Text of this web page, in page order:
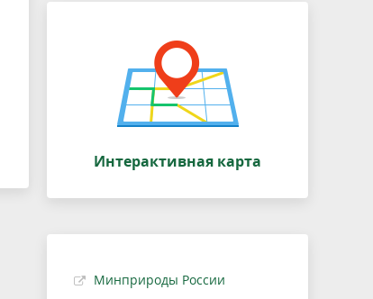
Интерактивная карта
Минприроды России